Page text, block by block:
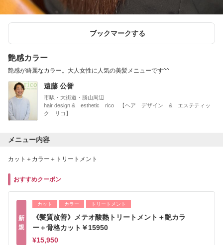
ブックマークする
艶感カラー
艶感が綺麗なカラー。大人女性に人気の美髪メニューです^^
遠藤 公誉
市駅・大街道・勝山周辺
hair design & esthetic rico 【ヘア デザイン & エステティッ
ク リコ】
メニュー内容
カット＋カラー＋トリートメント
おすすめクーポン
新
規
カット カラー トリートメント
《髪質改善》メテオ酸熱トリートメント＋艶カラ
ー＋骨格カット￥15950
¥15,950